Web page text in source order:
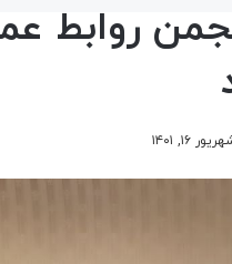
روابط
۱۶, ۱۴۰۱